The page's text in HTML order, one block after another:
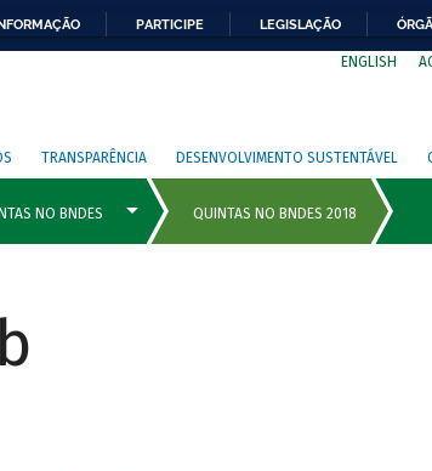
PARTICIPE LEGISLAÇÃO
ENGLISH
TRANSPARÊNCIA DESENVOLVIMENTO SUSTENTÁVEL